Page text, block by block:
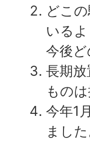
どこ
いる
今後
長期
もの
今年1
まし